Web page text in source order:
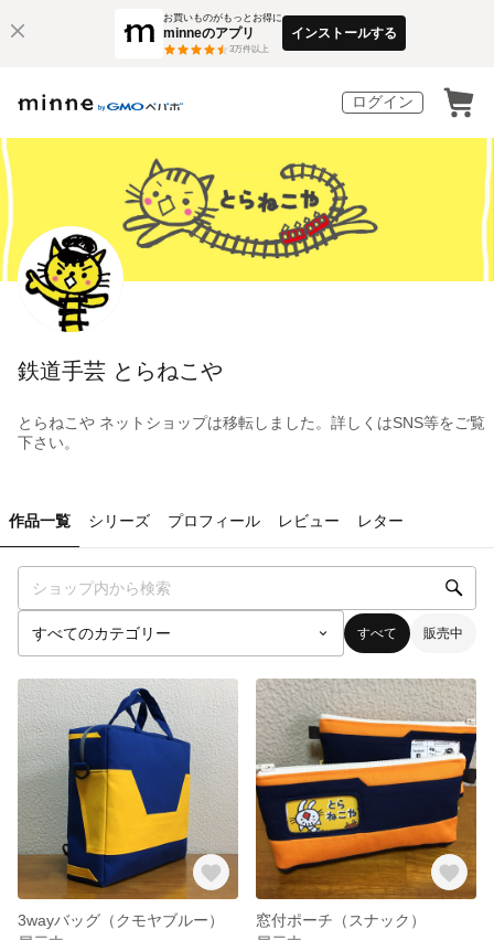
お買いものがもっとお得に
minneのアプリ
3万件以上
インストールする
ログイン
鉄道手芸 とらねこや
とらねこや ネットショップは移転しました。詳しくはSNS等をご覧
下さい。
作品一覧 シリーズ プロフィール レビュー レター
すべて 販売中
3wayバッグ（クモヤブルー）
窓付ポーチ（スナック）